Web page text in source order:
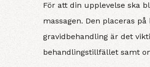
För att din upplevelse ska
massagen. Den placeras
gravidbehandling är det
behandlingstillfället samt